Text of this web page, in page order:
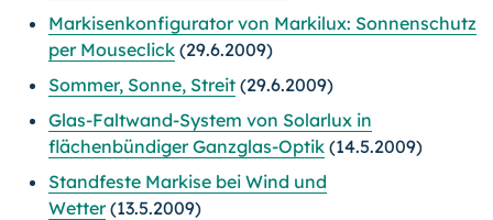
Markisenkonfigurator von Markilux: Sonnenschutz
per Mouseclick (29.6.2009)
Sommer, Sonne, Streit (29.6.2009)
Glas-Faltwand-System von Solarlux in
flächenbündiger Ganzglas-Optik (14.5.2009)
Standfeste Markise bei Wind und
Wetter(13.5.2009)